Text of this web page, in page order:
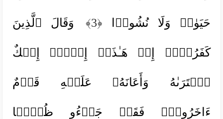
حَیَوٰةࣰ وَلَا نُشُورࣰا ﴿3﴾ وَقَالَ ٱلَّذِینَ
كَفَرُوۤا۟ إِنۡ هَـٰذَاۤ إِلَّاۤ إِفۡكٌ
ٱفۡتَرَىٰهُ وَأَعَانَهُۥ عَلَیۡهِ قَوۡمٌ
ءَاخَرُونَۖ فَقَدۡ جَاۤءُو ظُلۡمࣰا